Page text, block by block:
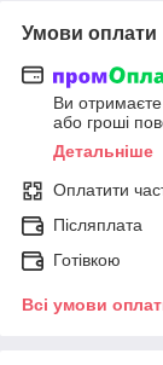
Умови оплати
Ви
або гроші
Детальніше
Оплатити
Післяплата
Готівкою
Всі умови